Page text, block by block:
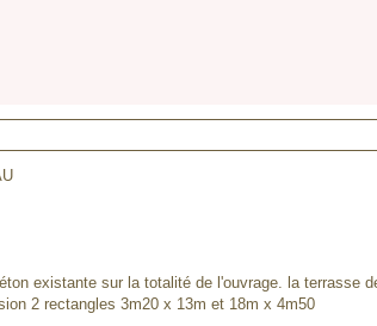
existante sur la totalité de l'ouvrage. la terrasse
2 rectangles 3m20 x 13m et 18m x 4m50